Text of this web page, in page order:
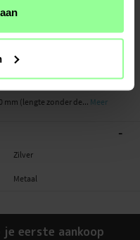
mm (lengte zonder de... Meer
-
Zilver
Metaal
eerste aankoop